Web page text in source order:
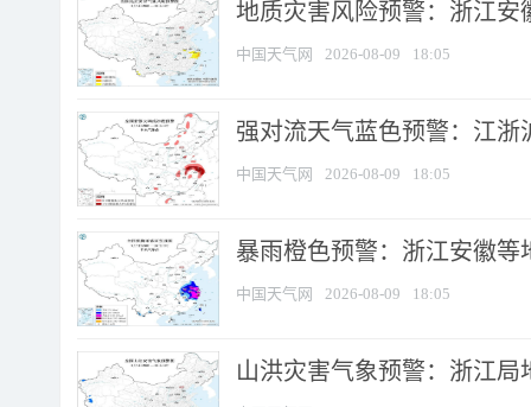
地质灾害风险预警：浙江安
中国天气网 2026-08-09 18:05
强对流天气蓝色预警：江浙
中国天气网 2026-08-09 18:05
暴雨橙色预警：浙江安徽等
中国天气网 2026-08-09 18:05
山洪灾害气象预警：浙江